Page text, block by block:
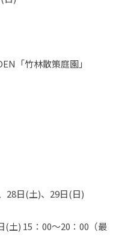
「竹林散策庭園」
28日(土)、29日(日)
(土) 15：00～20：00（最